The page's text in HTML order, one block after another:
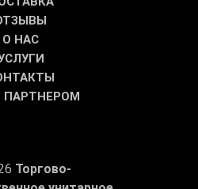
О НАС
ПАРТНЕРОМ
Торгово-